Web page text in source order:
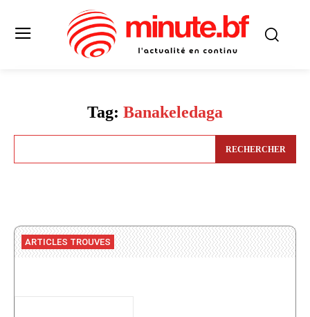
Tag: Banakeledaga
RECHERCHER
ARTICLES TROUVES